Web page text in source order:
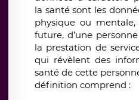
la santé sont les
physique ou mentale,
future, d’une
la prestation de
qui révèlent des
santé de cette
définition comprend :